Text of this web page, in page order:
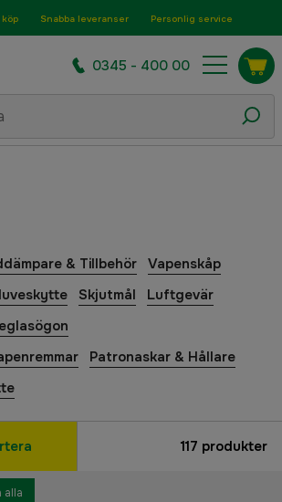
Snabba leveranser Personlig service
0345 - 400 00
& Tillbehör Vapenskåp
Skjutmål
Luftgevär
Patronaskar & Hållare
117 produkter
alla